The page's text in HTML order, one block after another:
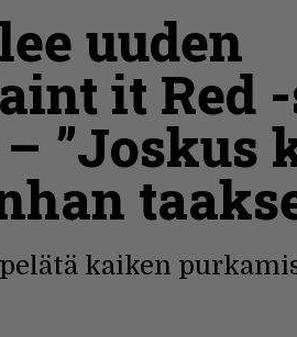
uuden
it Red
”Joskus
kaiken